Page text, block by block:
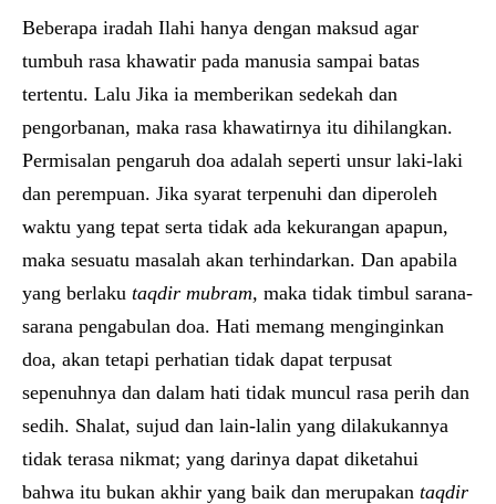
Beberapa iradah Ilahi hanya dengan maksud agar
tumbuh rasa khawatir pada manusia sampai batas
tertentu. Lalu Jika ia memberikan sedekah dan
pengorbanan, maka rasa khawatirnya itu dihilangkan.
Permisalan pengaruh doa adalah seperti unsur laki-laki
dan perempuan. Jika syarat terpenuhi dan diperoleh
waktu yang tepat serta tidak ada kekurangan apapun,
maka sesuatu masalah akan terhindarkan. Dan apabila
yang berlaku taqdir mubram, maka tidak timbul sarana-
sarana pengabulan doa. Hati memang menginginkan
doa, akan tetapi perhatian tidak dapat terpusat
sepenuhnya dan dalam hati tidak muncul rasa perih dan
sedih. Shalat, sujud dan lain-lalin yang dilakukannya
tidak terasa nikmat; yang darinya dapat diketahui
bahwa itu bukan akhir yang baik dan merupakan taqdir